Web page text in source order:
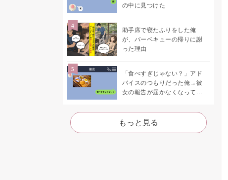
の中に見つけた
助手席で寝たふりをした俺
が、バーベキューの帰りに謝
った理由
「食べすぎじゃない？」アド
バイスのつもりだった俺→彼
女の報告が届かなくなって、
た
もっと見る